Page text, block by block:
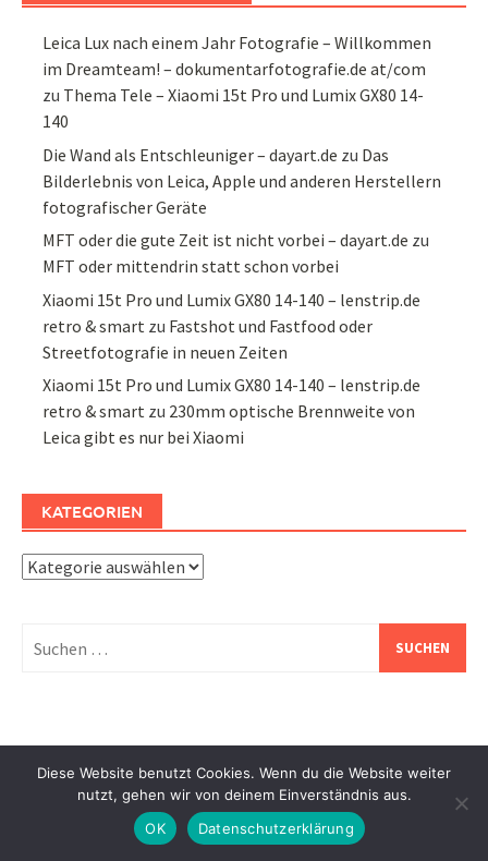
Leica Lux nach einem Jahr Fotografie – Willkommen
im Dreamteam! – dokumentarfotografie.de at/com
zu Thema Tele – Xiaomi 15t Pro und Lumix GX80 14-
140
Die Wand als Entschleuniger – dayart.de zu Das
Bilderlebnis von Leica, Apple und anderen Herstellern
fotografischer Geräte
MFT oder die gute Zeit ist nicht vorbei – dayart.de zu
MFT oder mittendrin statt schon vorbei
Xiaomi 15t Pro und Lumix GX80 14-140 – lenstrip.de
retro & smart zu Fastshot und Fastfood oder
Streetfotografie in neuen Zeiten
Xiaomi 15t Pro und Lumix GX80 14-140 – lenstrip.de
retro & smart zu 230mm optische Brennweite von
Leica gibt es nur bei Xiaomi
KATEGORIEN
Kategorien
nach:
Life and Lenses – Creative photography and creative
moments – Ich lese und fotografiere gerne. Diese Webseite
Diese Website benutzt Cookies. Wenn du die Website weiter
nutzt, gehen wir von deinem Einverständnis aus.
OK
Datenschutzerklärung